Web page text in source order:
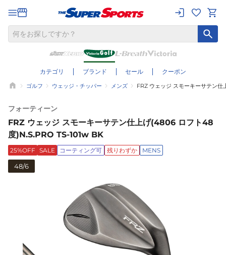
カテゴリ ブランド セール クーポン
ゴルフ ウェッジ・チッパー メンズ FRZ ウェッジ スモーキーサテン
フォーティーン
FRZ ウェッジ スモーキーサテン仕上げ(4806 ロフト48
度)N.S.PRO TS-101w BK
25%OFF SALE コーティング可 残りわずか MENS
48/6